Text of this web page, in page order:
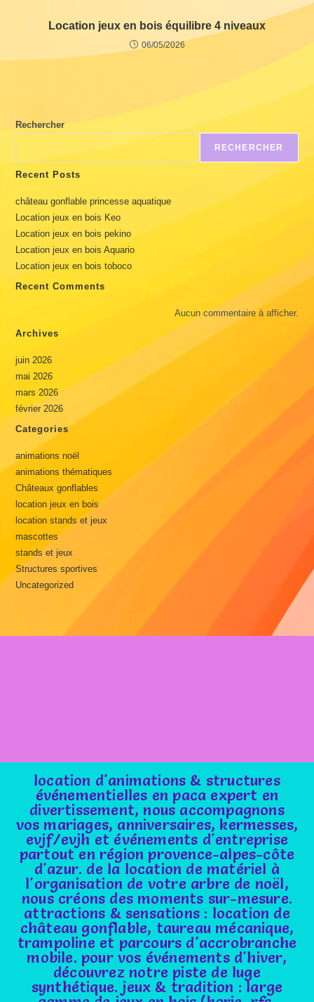
Location jeux en bois équilibre 4 niveaux
06/05/2026
Rechercher
RECHERCHER
Recent Posts
château gonflable princesse aquatique
Location jeux en bois Keo
Location jeux en bois pekino
Location jeux en bois Aquario
Location jeux en bois toboco
Recent Comments
Aucun commentaire à afficher.
Archives
juin 2026
mai 2026
mars 2026
février 2026
Categories
animations noël
animations thématiques
Châteaux gonflables
location jeux en bois
location stands et jeux
mascottes
stands et jeux
Structures sportives
Uncategorized
location d'animations & structures
événementielles en paca expert en
divertissement, nous accompagnons
vos mariages, anniversaires, kermesses,
evjf/evjh et événements d'entreprise
partout en région provence-alpes-côte
d'azur. de la location de matériel à
l'organisation de votre arbre de noël,
nous créons des moments sur-mesure.
attractions & sensations : location de
château gonflable, taureau mécanique,
trampoline et parcours d'accrobranche
mobile. pour vos événements d'hiver,
découvrez notre piste de luge
synthétique. jeux & tradition : large